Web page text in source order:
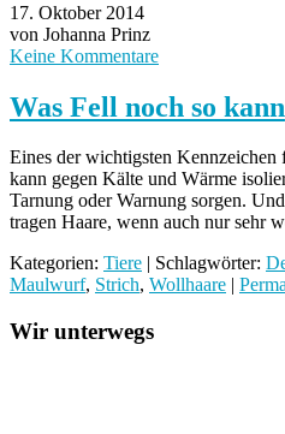
17. Oktober 2014
von Johanna Prinz
Keine Kommentare
Was Fell noch so kann
Eines der wichtigsten Kennzeichen
kann gegen Kälte und Wärme
Tarnung oder Warnung sorgen.
tragen Haare, wenn auch nur sehr
Kategorien: Tiere | Schlagwörter:
Maulwurf, Strich, Wollhaare
Wir unterwegs